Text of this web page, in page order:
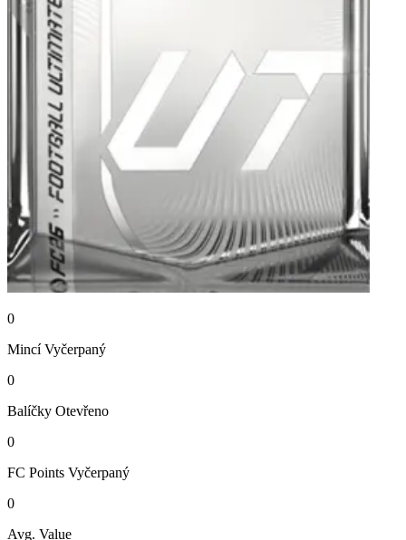
0
Mincí Vyčerpaný
0
Balíčky Otevřeno
0
FC Points Vyčerpaný
0
Avg. Value